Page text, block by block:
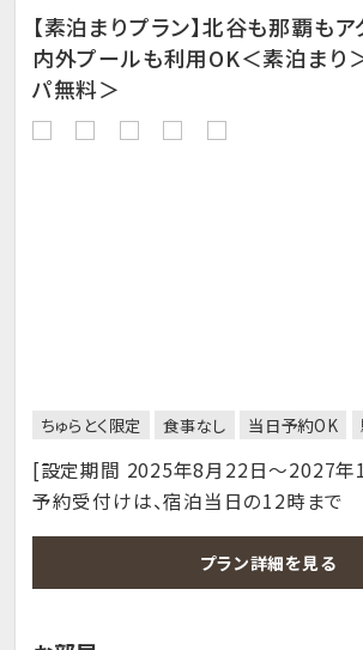
【素泊まりプラン】北谷も那覇もア
内外プールも利用OK＜素泊まり
パ無料＞
ちゅらとく限定 食事なし 当日予約OK
[設定期間 2025年8月22日～2027年
予約受付けは、宿泊当日の12時まで
プラン詳細を見る